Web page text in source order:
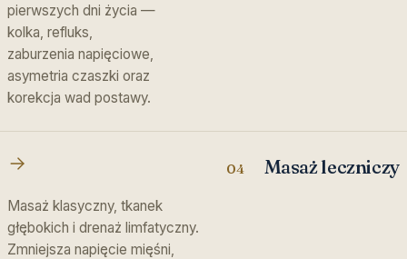
pierwszych dni życia —
kolka, refluks,
zaburzenia napięciowe,
asymetria czaszki oraz
korekcja wad postawy.
04 Masaż leczniczy
Masaż klasyczny, tkanek
głębokich i drenaż limfatyczny.
Zmniejsza napięcie mięśni,